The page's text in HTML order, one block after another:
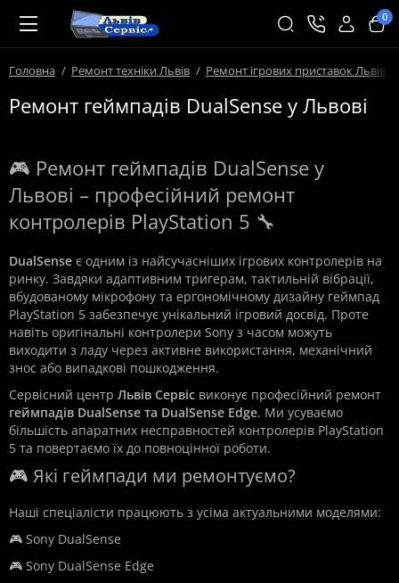
0
Головна Ремонт техніки Львів Ремонт ігрових приставок Львів
Ремонт геймпадів DualSense у Львові
🎮 Ремонт геймпадів DualSense у
Львові – професійний ремонт
контролерів PlayStation 5 🔧
DualSense є одним із найсучасніших ігрових контролерів на
ринку. Завдяки адаптивним тригерам, тактильній вібрації,
вбудованому мікрофону та ергономічному дизайну геймпад
PlayStation 5 забезпечує унікальний ігровий досвід. Проте
навіть оригінальні контролери Sony з часом можуть
виходити з ладу через активне використання, механічний
знос або випадкові пошкодження.
Сервісний центр Львів Сервіс виконує професійний ремонт
геймпадів DualSense та DualSense Edge. Ми усуваємо
більшість апаратних несправностей контролерів PlayStation
5 та повертаємо їх до повноцінної роботи.
🎮 Які геймпади ми ремонтуємо?
Наші спеціалісти працюють з усіма актуальними моделями:
🎮 Sony DualSense
🎮 Sony DualSense Edge